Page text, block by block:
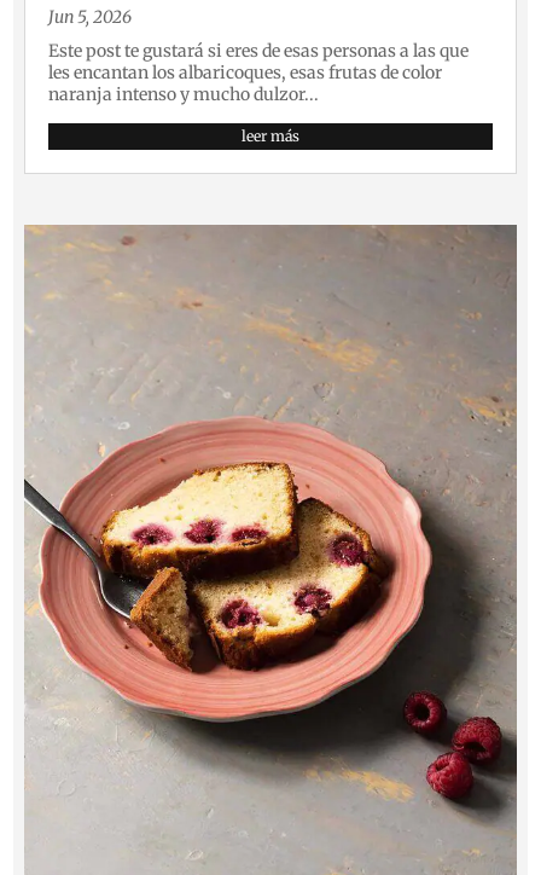
Jun 5, 2026
Este post te gustará si eres de esas personas a las que
les encantan los albaricoques, esas frutas de color
naranja intenso y mucho dulzor...
leer más